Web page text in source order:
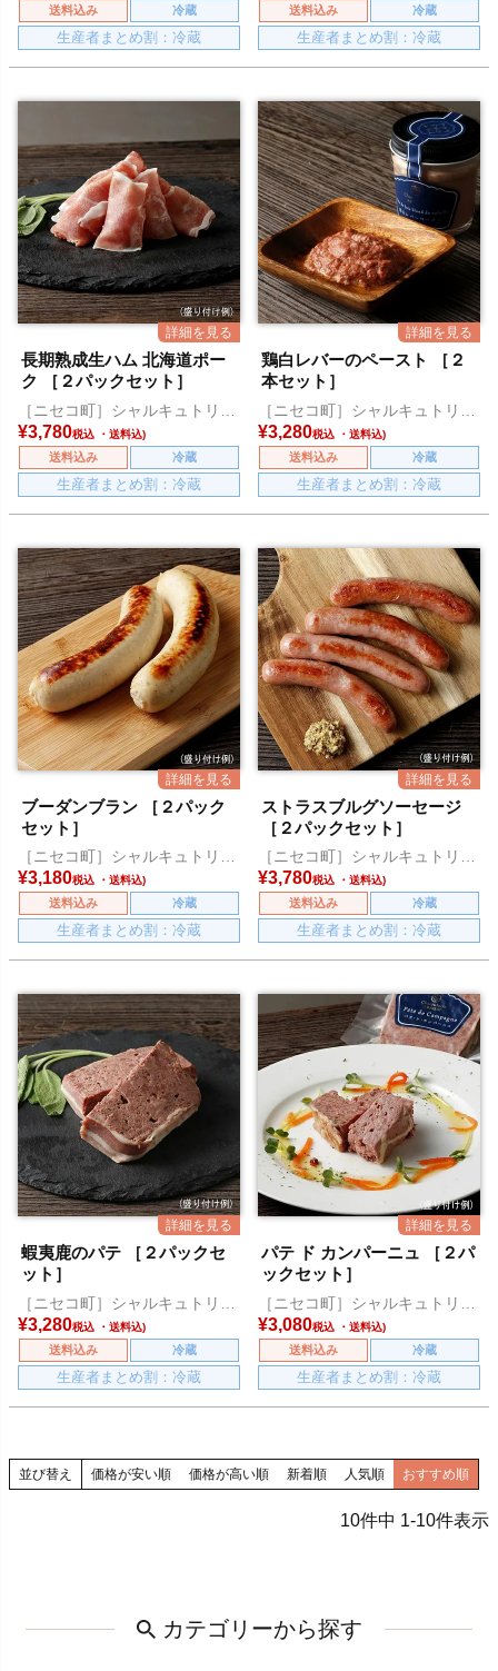
送料込み 冷蔵
生産者まとめ割：冷蔵
送料込み 冷蔵
生産者まとめ割：冷蔵
長期熟成生ハム 北海道ポー
ク ［２パックセット］
［ニセコ町］シャルキュトリー
アカイシ
¥3,780税込
送料込み 冷蔵
生産者まとめ割：冷蔵
鶏白レバーのペースト ［２
本セット］
［ニセコ町］シャルキュトリー
アカイシ
¥3,280税込
送料込み 冷蔵
生産者まとめ割：冷蔵
ブーダンブラン ［２パック
セット］
［ニセコ町］シャルキュトリー
アカイシ
¥3,180税込
送料込み 冷蔵
生産者まとめ割：冷蔵
ストラスブルグソーセージ
［２パックセット］
［ニセコ町］シャルキュトリー
アカイシ
¥3,780税込
送料込み 冷蔵
生産者まとめ割：冷蔵
蝦夷鹿のパテ ［２パックセ
ット］
［ニセコ町］シャルキュトリー
アカイシ
¥3,280税込
送料込み 冷蔵
生産者まとめ割：冷蔵
パテ ド カンパーニュ ［２パ
ックセット］
［ニセコ町］シャルキュトリー
アカイシ
¥3,080税込
送料込み 冷蔵
生産者まとめ割：冷蔵
並び替え 価格が安い順 価格が高い順 新着順 人気順 おすすめ順
10件中 1-10件表示
カテゴリーから探す